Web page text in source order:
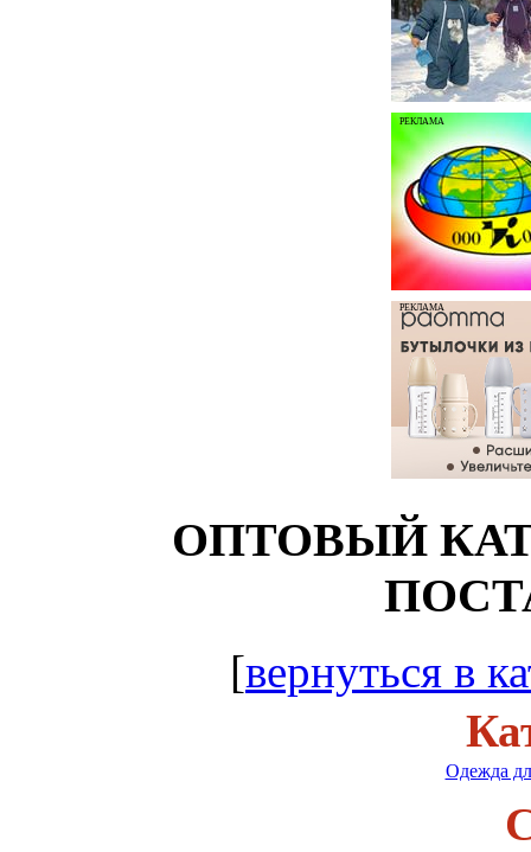
РЕКЛАМА
РЕКЛАМА
ОПТОВЫЙ
[вернуться в
Одежда